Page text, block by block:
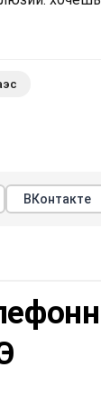
ВКонтакте